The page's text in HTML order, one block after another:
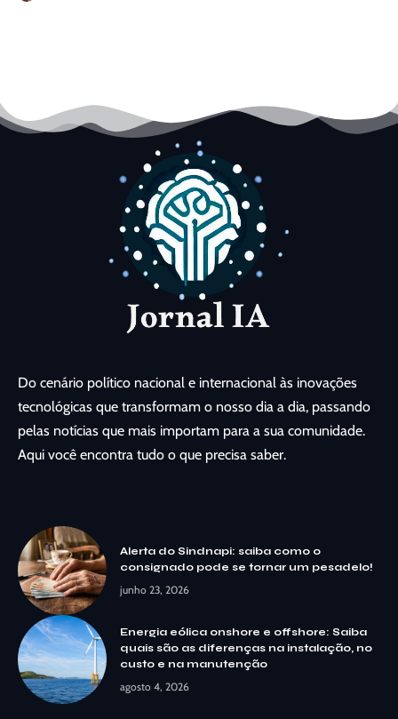
Do cenário político nacional e internacional às inovações
tecnológicas que transformam o nosso dia a dia, passando
pelas notícias que mais importam para a sua comunidade.
Aqui você encontra tudo o que precisa saber.
Alerta do Sindnapi: saiba como o
consignado pode se tornar um pesadelo!
junho 23, 2026
Energia eólica onshore e offshore: Saiba
quais são as diferenças na instalação, no
custo e na manutenção
agosto 4, 2026